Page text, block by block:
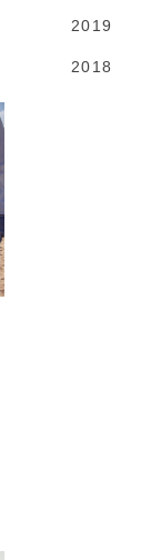
2019
2018